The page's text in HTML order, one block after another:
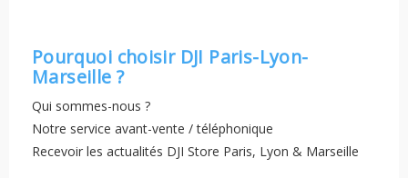
Pourquoi choisir DJI Paris-Lyon-
Marseille ?
Qui sommes-nous ?
Notre service avant-vente / téléphonique
Recevoir les actualités DJI Store Paris, Lyon & Marseille